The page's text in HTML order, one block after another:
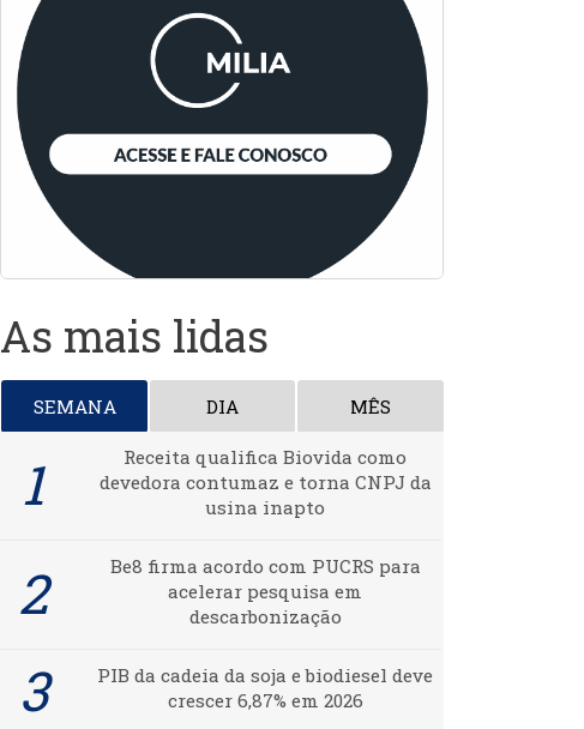
As mais lidas
SEMANA DIA MÊS
Receita qualifica Biovida como
devedora contumaz e torna CNPJ da
usina inapto
Be8 firma acordo com PUCRS para
acelerar pesquisa em
descarbonização
PIB da cadeia da soja e biodiesel deve
crescer 6,87% em 2026